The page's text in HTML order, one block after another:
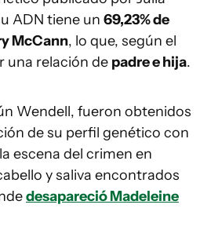
ADN tiene un 69,23% de
McCann, lo que, según el
una relación de padre e hija.
Wendell, fueron obtenidos
de su perfil genético con
escena del crimen en
y saliva encontrados
desapareció Madeleine